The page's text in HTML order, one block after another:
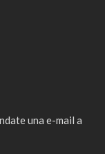
una e-mail a